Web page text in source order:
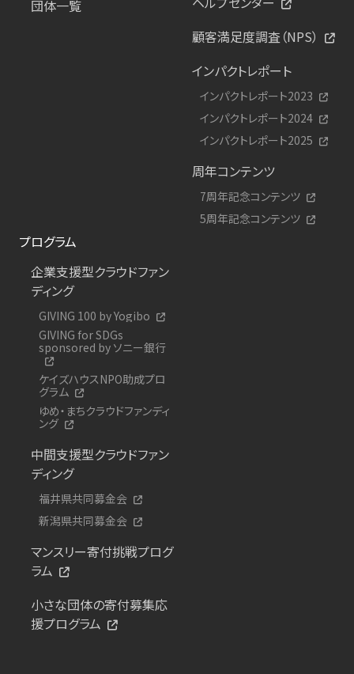
団体一覧
顧客満足度調査（NPS）
インパクトレポート
インパクトレポート2023
インパクトレポート2024
インパクトレポート2025
周年コンテンツ
7周年記念コンテンツ
5周年記念コンテンツ
プログラム
企業支援型クラウドファン
ディング
GIVING 100 by Yogibo
GIVING for SDGs
sponsored by ソニー銀行
ケイズハウスNPO助成プロ
グラム
ゆめ・まちクラウドファンディ
ング
中間支援型クラウドファン
ディング
福井県共同募金会
新潟県共同募金会
マンスリー寄付挑戦プログ
ラム
小さな団体の寄付募集応
援プログラム